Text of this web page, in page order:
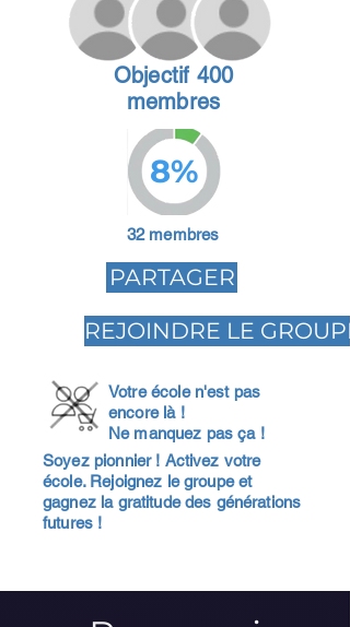
Objectif 400
membres
8%
32 membres
PARTAGER
REJOINDRE LE GROUPE
Votre école n'est pas
encore là !
Ne manquez pas ça !
Soyez pionnier ! Activez votre
école. Rejoignez le groupe et
gagnez la gratitude des générations
futures !